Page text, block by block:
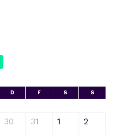
D F S S
30 31 1 2